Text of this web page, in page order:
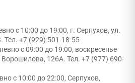
с 10:00 до 19:00, г. Серпухов, ул.
Тел. +7 (929) 501-18-55
с 09:00 до 19:00, воскресенье
Ворошилова, 126А. Тел. +7 (977) 690-
с 10:00 до 22:00, Серпухов,